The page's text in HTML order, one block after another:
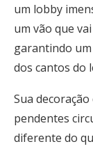
um lobby
um vão que
garantindo
dos cantos do
Sua
pendentes
diferente do